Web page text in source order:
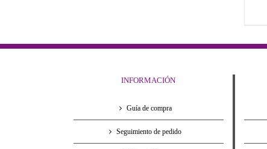
INFORMACIÓN
Guía de compra
Seguimiento de pedido